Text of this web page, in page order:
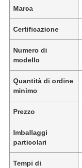
Marca
Certificazione
Numero di
modello
Quantità di ordine
minimo
Prezzo
Imballaggi
particolari
Tempi di